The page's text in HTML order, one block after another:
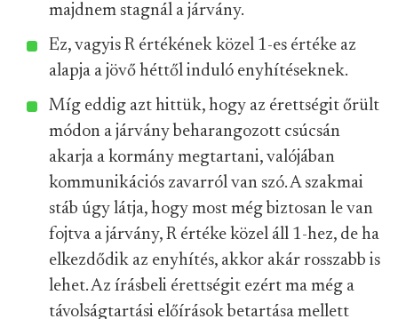
majdnem stagnál a járvány.
Ez, vagyis R értékének közel 1-es értéke az
alapja a jövő héttől induló enyhítéseknek.
Míg eddig azt hittük, hogy az érettségit őrült
módon a járvány beharangozott csúcsán
akarja a kormány megtartani, valójában
kommunikációs zavarról van szó. A szakmai
stáb úgy látja, hogy most még biztosan le van
fojtva a járvány, R értéke közel áll 1-hez, de ha
elkezdődik az enyhítés, akkor akár rosszabb is
lehet. Az írásbeli érettségit ezért ma még a
távolságtartási előírások betartása mellett